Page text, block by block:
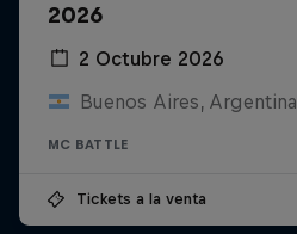
2026
2 Octubre 2026
Buenos Aires, Argentina
MC BATTLE
Tickets a la venta